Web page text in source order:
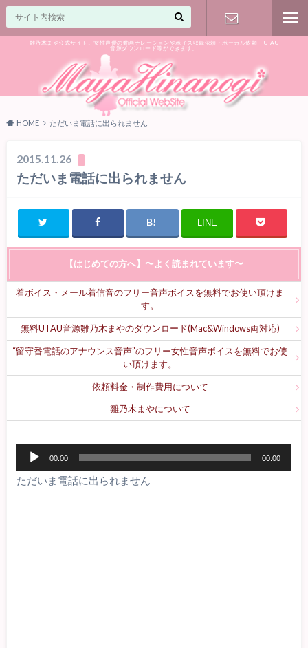
雛乃木まや公式サイト。女性声優の動画ナレーションやボイス収録依頼・ボーカル依頼、UTAU
音源ダウンロード等ができます。
気軽に♪
HOME ただいま電話に出られません
2015.11.26
ただいま電話に出られません
LINE
【はじめての方へ】〜よく読まれています〜
着ボイス・メール着信音のフリー音声ボイスを無料でお使い頂けま
す。
無料UTAU音源雛乃木まやのダウンロード(Mac&Windows両対応)
“留守番電話のアナウンス音声”のフリー女性音声ボイスを無料でお使
い頂けます。
依頼料金・制作費用について
雛乃木まやについて
プ
00:00 00:00
ただいま電話に出られません